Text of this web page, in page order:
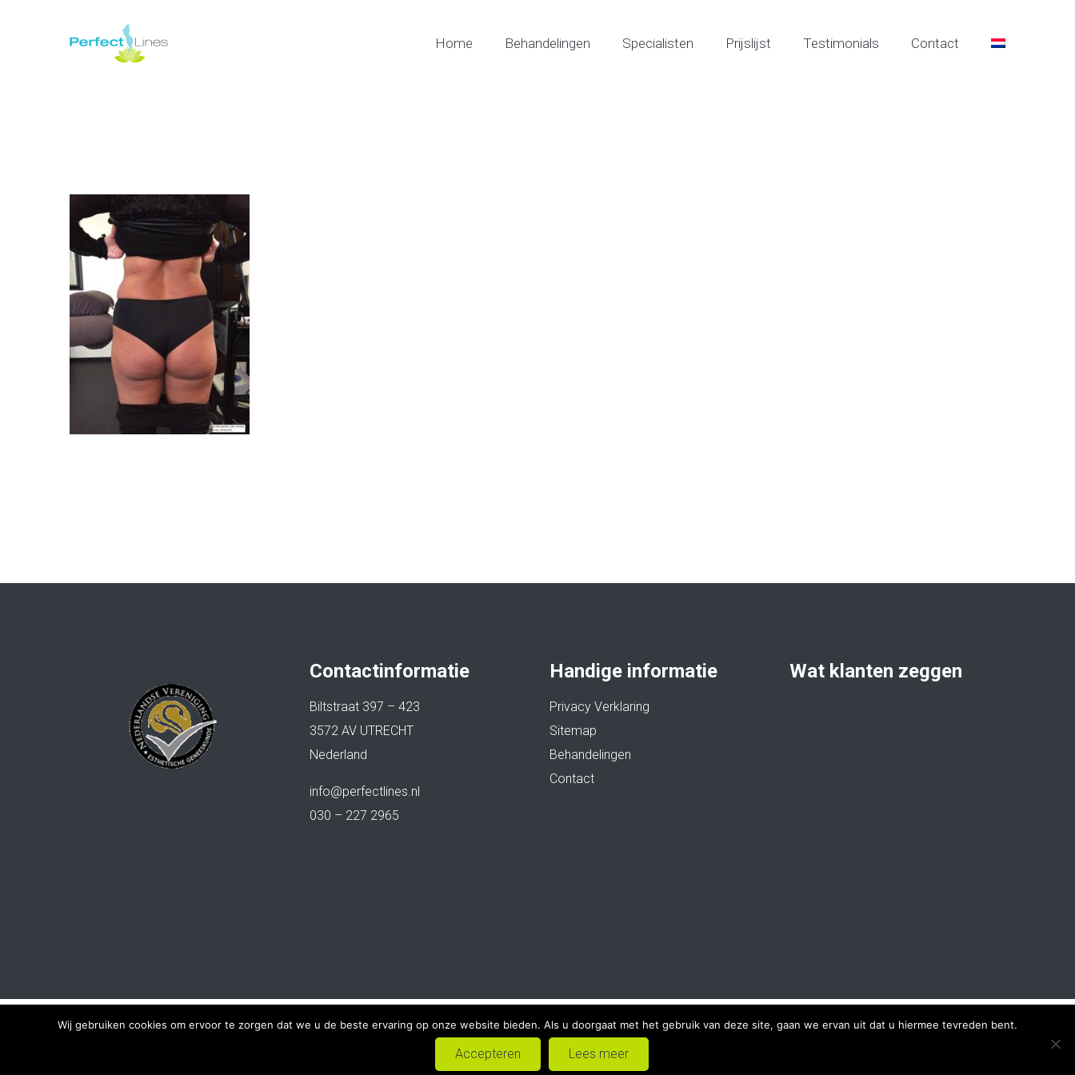
Home Behandelingen Specialisten Prijslijst Testimonials Contact
Contactinformatie
Biltstraat 397 – 423
3572 AV UTRECHT
Nederland
info@perfectlines.nl
030 – 227 2965
Handige informatie
Privacy Verklaring
Sitemap
Behandelingen
Contact
Wat klanten zeggen
-Privacy verklaring -Sitemap-Ontwikkeld door Best4u Group B.V.
Wij gebruiken cookies om ervoor te zorgen dat we u de beste ervaring op onze website bieden. Als u doorgaat met het gebruik van deze site, gaan we ervan uit dat u hiermee tevreden bent.
Accepteren Lees meer